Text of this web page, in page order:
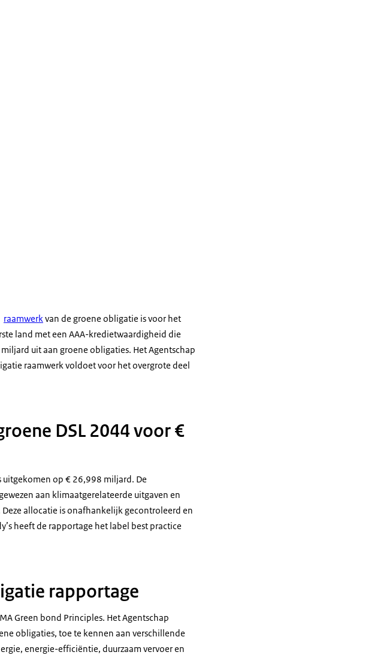
raamwerkvan de groene obligatie is voor het
land met een AAA-kredietwaardigheid die
uit aan groene obligaties. Het Agentschap
raamwerk voldoet voor het overgrote deel
DSL 2044 voor €
uitgekomen op € 26,998 miljard. De
aan klimaatgerelateerde uitgaven en
allocatie is onafhankelijk gecontroleerd en
heeft de rapportage het label best practice
rapportage
Green bond Principles. Het Agentschap
obligaties, toe te kennen aan verschillende
energie-efficiëntie, duurzaam vervoer en